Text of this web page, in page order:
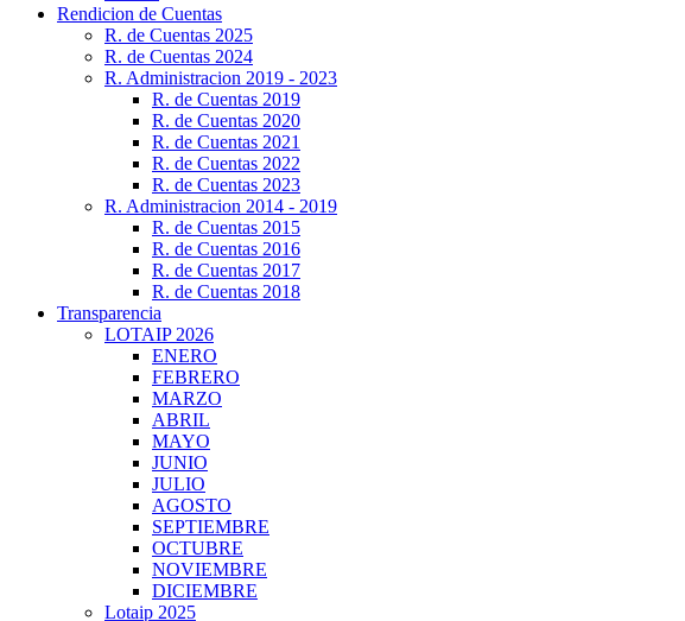
Rendicion de Cuentas
R. de Cuentas 2025
R. de Cuentas 2024
R. Administracion 2019 - 2023
R. de Cuentas 2019
R. de Cuentas 2020
R. de Cuentas 2021
R. de Cuentas 2022
R. de Cuentas 2023
R. Administracion 2014 - 2019
R. de Cuentas 2015
R. de Cuentas 2016
R. de Cuentas 2017
R. de Cuentas 2018
Transparencia
LOTAIP 2026
ENERO
FEBRERO
MARZO
ABRIL
MAYO
JUNIO
JULIO
AGOSTO
SEPTIEMBRE
OCTUBRE
NOVIEMBRE
DICIEMBRE
Lotaip 2025